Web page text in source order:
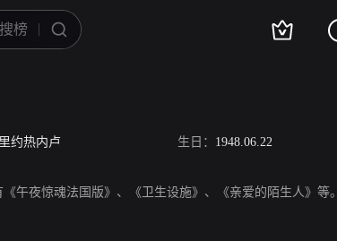
里约热内卢 生日： 1948.06.22
午夜惊魂法国版》、《卫生设施》、《亲爱的陌生人》等。